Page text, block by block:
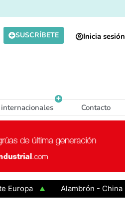
SUSCRÍBETE Inicia sesión
Contacto
Alambrón - China